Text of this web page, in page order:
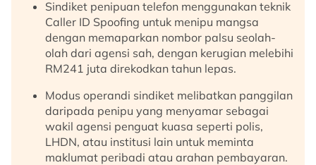
Sindiket penipuan telefon menggunakan teknik
Caller ID Spoofing untuk menipu mangsa
dengan memaparkan nombor palsu seolah-
olah dari agensi sah, dengan kerugian melebihi
RM241 juta direkodkan tahun lepas.
Modus operandi sindiket melibatkan panggilan
daripada penipu yang menyamar sebagai
wakil agensi penguat kuasa seperti polis,
LHDN, atau institusi lain untuk meminta
maklumat peribadi atau arahan pembayaran.